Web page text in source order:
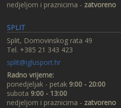
nedjeljom i praznicima - zatvoreno
SPLIT
Split, Domovinskog rata 49
Tel. +385 21 343 423
split@iglusport.hr
Radno vrijeme:
ponedjeljak - petak 9:00 - 20:00
subota 9:00 - 13:00
nedjeljom i praznicima - zatvoreno